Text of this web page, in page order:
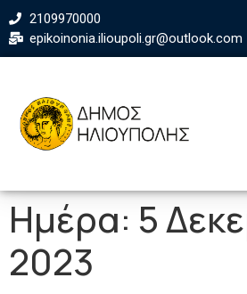
2109970000
epikoinonia.ilioupoli.gr@outlook.com
Ημέρα: 5
2023